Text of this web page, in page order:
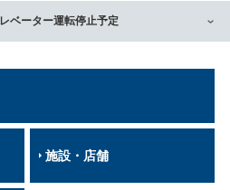
ベーター運転停止予定
施設・店舗